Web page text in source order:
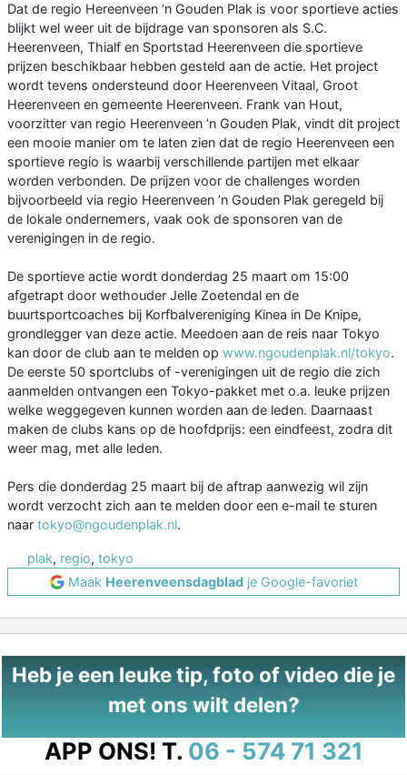
Dat de regio Hereenveen ’n Gouden Plak is voor sportieve acties
blijkt wel weer uit de bijdrage van sponsoren als S.C.
Heerenveen, Thialf en Sportstad Heerenveen die sportieve
prijzen beschikbaar hebben gesteld aan de actie. Het project
wordt tevens ondersteund door Heerenveen Vitaal, Groot
Heerenveen en gemeente Heerenveen. Frank van Hout,
voorzitter van regio Heerenveen ’n Gouden Plak, vindt dit project
een mooie manier om te laten zien dat de regio Heerenveen een
sportieve regio is waarbij verschillende partijen met elkaar
worden verbonden. De prijzen voor de challenges worden
bijvoorbeeld via regio Heerenveen ’n Gouden Plak geregeld bij
de lokale ondernemers, vaak ook de sponsoren van de
verenigingen in de regio.
De sportieve actie wordt donderdag 25 maart om 15:00
afgetrapt door wethouder Jelle Zoetendal en de
buurtsportcoaches bij Korfbalvereniging Kinea in De Knipe,
grondlegger van deze actie. Meedoen aan de reis naar Tokyo
kan door de club aan te melden op www.ngoudenplak.nl/tokyo.
De eerste 50 sportclubs of -verenigingen uit de regio die zich
aanmelden ontvangen een Tokyo-pakket met o.a. leuke prijzen
welke weggegeven kunnen worden aan de leden. Daarnaast
maken de clubs kans op de hoofdprijs: een eindfeest, zodra dit
weer mag, met alle leden.
Pers die donderdag 25 maart bij de aftrap aanwezig wil zijn
wordt verzocht zich aan te melden door een e-mail te sturen
naar tokyo@ngoudenplak.nl.
plak, regio, tokyo
Maak Heerenveensdagbladje Google-favoriet
Heb je een leuke tip, foto of video die je
met ons wilt delen?
APP ONS! T. 06 - 574 71 321